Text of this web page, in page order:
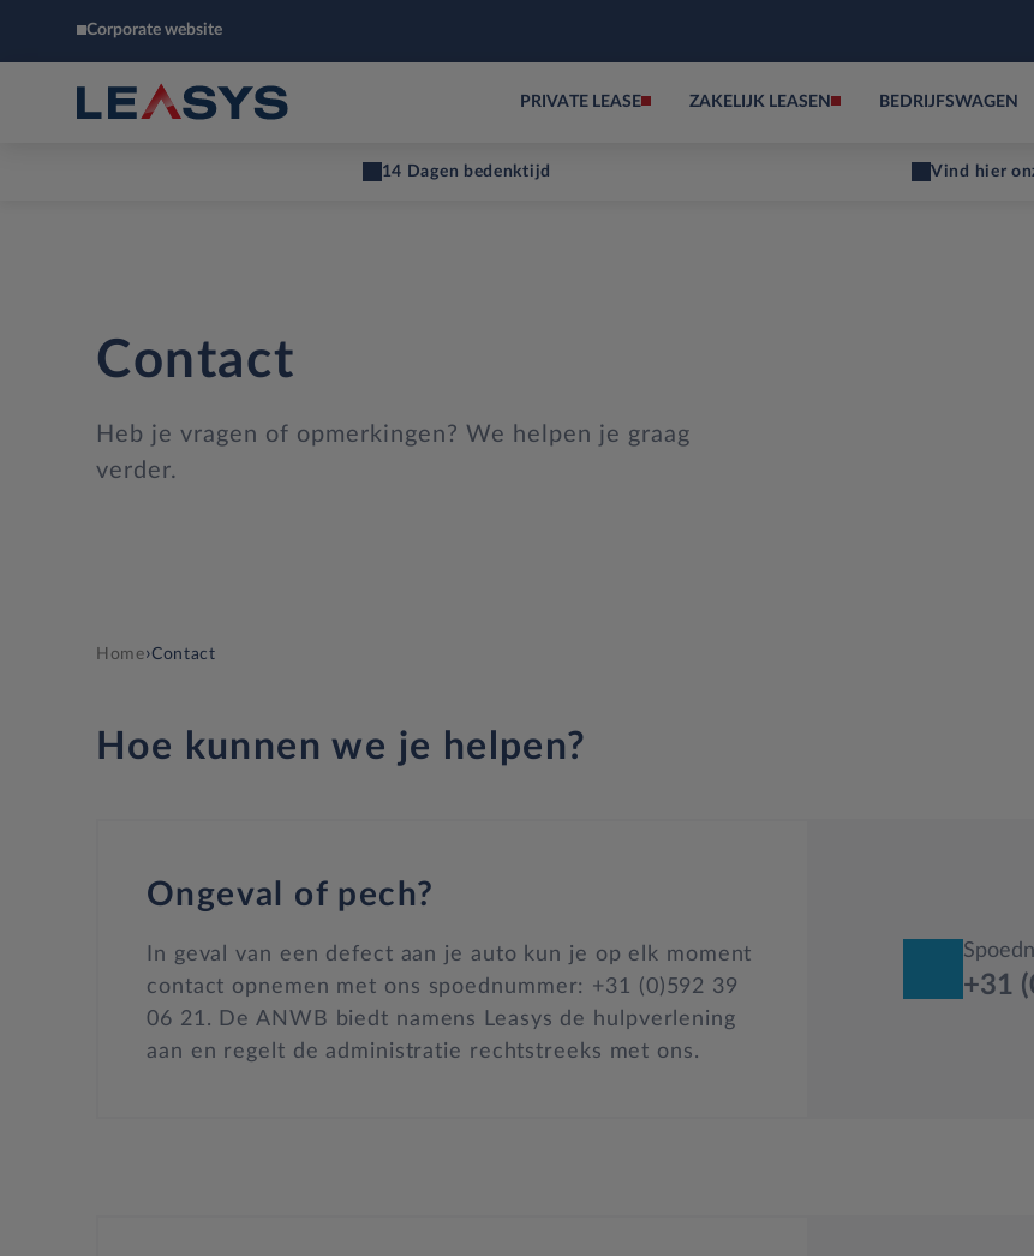
Corporate website
PRIVATE LEASE ZAKELIJK LEASEN BEDRIJFSWAGEN
14 Dagen bedenktijd Vind hier
Contact
Heb je vragen of opmerkingen? We helpen je graag
verder.
Home›Contact
Hoe kunnen we je helpen?
Ongeval of pech?
In geval van een defect aan je auto kun je op elk moment
contact opnemen met ons spoednummer: +31 (0)592 39
06 21. De ANWB biedt namens Leasys de hulpverlening
aan en regelt de administratie rechtstreeks met ons.
+31